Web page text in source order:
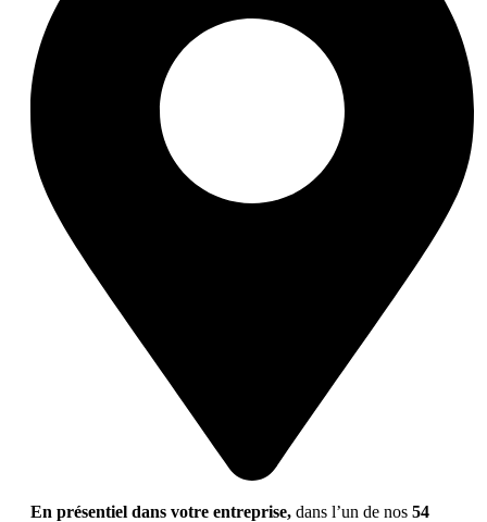
En présentiel dans votre entreprise, dans l’un de nos 54